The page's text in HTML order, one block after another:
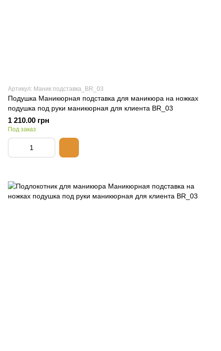
Артикул: Маник подставка_BR_03
Подушка Маникюрная подставка для маникюра на ножках
подушка под руки маникюрная для клиента BR_03
1 210.00 грн
Под заказ